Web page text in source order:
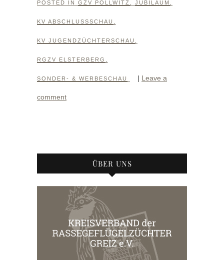
POSTED IN GZV PÖLLWITZ JUBILÄUM
KV ABSCHLUSSSCHAU
KV JUGENDZÜCHTERSCHAU
RGZV ELSTERBERG
SONDER- & WERBESCHAU | Leave a
comment
ÜBER UNS